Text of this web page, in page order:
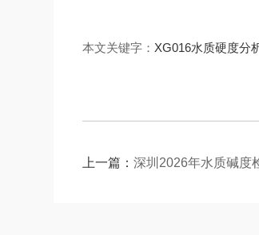
本文关键字： XG016水质硬度分
上一篇：深圳2026年水质碱度